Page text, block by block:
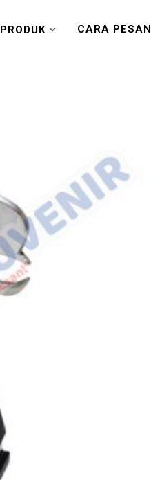
PRODUK CARA PESAN